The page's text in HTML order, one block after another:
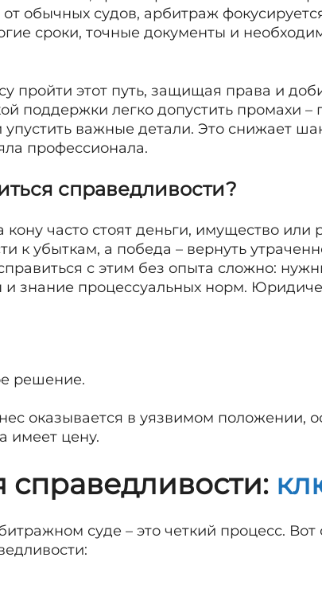
обычных судов, арбитраж
сроки, точные документы и
пройти этот путь, защищая права и
поддержки легко допустить промахи –
важные детали. Это снижает
профессионала.
справедливости?
часто стоят деньги, имущество или
к убыткам, а победа – вернуть
с этим без опыта сложно:
и знание процессуальных норм.
решение.
оказывается в уязвимом положении,
имеет цену.
справедливости:
суде – это четкий процесс.